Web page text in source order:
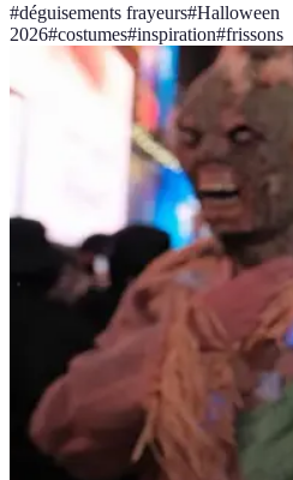
#déguisements frayeurs#Halloween
2026#costumes#inspiration#frissons